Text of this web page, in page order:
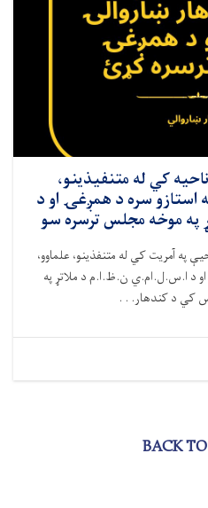
کي له متنفیذینو،
استازو سره د همږغۍ او د
په موخه مجلس ترسره سو
ښاروالۍ له لوري، د ۱۲ ناحیې په آمریت کي له متنفذینو، علماوو،
او د ا.س.ل.ام.ي ن.ظ.ا.م د ملاتړ په
کي د کندهار. . .
BACK